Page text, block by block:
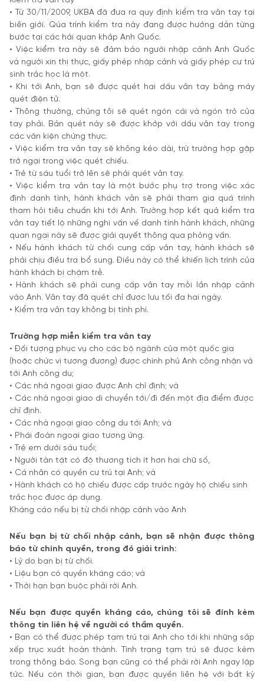
• Từ 30/11/2009, UKBA đã đưa ra quy định kiểm tra vân tay tại
biên giới. Qúa trình kiểm tra này đang được hướng dẫn từng
bước tại các hải quan khắp Anh Quốc.
• Việc kiểm tra này sẽ đảm bảo người nhập cảnh Anh Quốc
và người xin thị thực, giấy phép nhập cảnh và giấy phép cư trú
sinh trắc học là một.
• Khi tới Anh, bạn sẽ được quét hai dấu vân tay bằng máy
quét điện tử.
• Thông thường, chúng tôi sẽ quét ngón cái và ngón trỏ của
tay phải. Bản quét này sẽ được khớp với dấu vân tay trong
các văn kiện chứng thực.
• Việc kiểm tra vân tay sẽ không kéo dài, trừ trường hợp gặp
trở ngại trong việc quét chiếu.
• Trẻ từ sáu tuổi trở lên sẽ phải quét vân tay.
• Việc kiểm tra vân tay là một bước phụ trợ trong việc xác
định danh tính, hành khách vẫn sẽ phải tham gia quá trình
tham hỏi tiêu chuẩn khi tới Anh. Trường hợp kết quả kiểm tra
vân tay tiết lộ những nghi vấn về danh tính hành khách, những
quan ngại này sẽ được giải quyết thông qua phỏng vấn.
• Nếu hành khách từ chối cung cấp vân tay, hành khách sẽ
phải chịu điều tra bổ sung. Điều này có thể khiến lịch trình của
hành khách bị chậm trễ.
• Hành khách sẽ phải cung cấp vân tay mỗi lần nhập cảnh
vào Anh. Vân tay đã quét chỉ được lưu tối đa hai ngày.
• Kiểm tra vân tay không bị tính phí.
Trường hợp miễn kiểm tra vân tay
• Đối tượng phục vụ cho các bộ ngành của một quốc gia
(hoặc chức vị tương đương) được chính phủ Anh công nhận và
tới Anh công du;
• Các nhà ngoại giao được Anh chỉ định; và
• Các nhà ngoại giao di chuyển tới/đi đến một địa điểm được
chỉ định.
• Các nhà ngoại giao công du tới Anh; và
• Phái đoàn ngoại giao tương ứng.
• Trẻ em dưới sáu tuổi;
• Người tàn tật có độ thương tích ít hơn hai chữ số,
• Cá nhân có quyền cư trú tại Anh; và
• Hành khách có hộ chiếu được cấp trước ngày hộ chiếu sinh
trắc học được áp dụng.
Kháng cáo nếu bị từ chối nhập cảnh vào Anh
Nếu bạn bị từ chối nhập cảnh, bạn sẽ nhận được thông
báo từ chính quyền, trong đó giải trình:
• Lý do bạn bị từ chối.
• Liệu bạn có quyền kháng cáo; và
• Thời hạn bạn buộc phải rời Anh.
Nếu bạn được quyền kháng cáo, chúng tôi sẽ đính kèm
thông tin liên hệ về người có thẩm quyền.
• Bạn có thể được phép tạm trú tại Anh cho tới khi những sắp
xếp trục xuất hoàn thành. Tình trạng tạm trú sẽ được kèm
trong thông báo. Song bạn cũng có thể phải rời Anh ngay lập
tức. Nếu còn thời gian, bạn được quyền liên hệ với bất kỳ